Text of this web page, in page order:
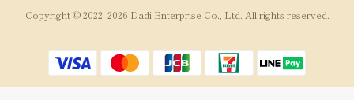
Copyright © 2022–2026 Dadi Enterprise Co., Ltd. All rights reserved.